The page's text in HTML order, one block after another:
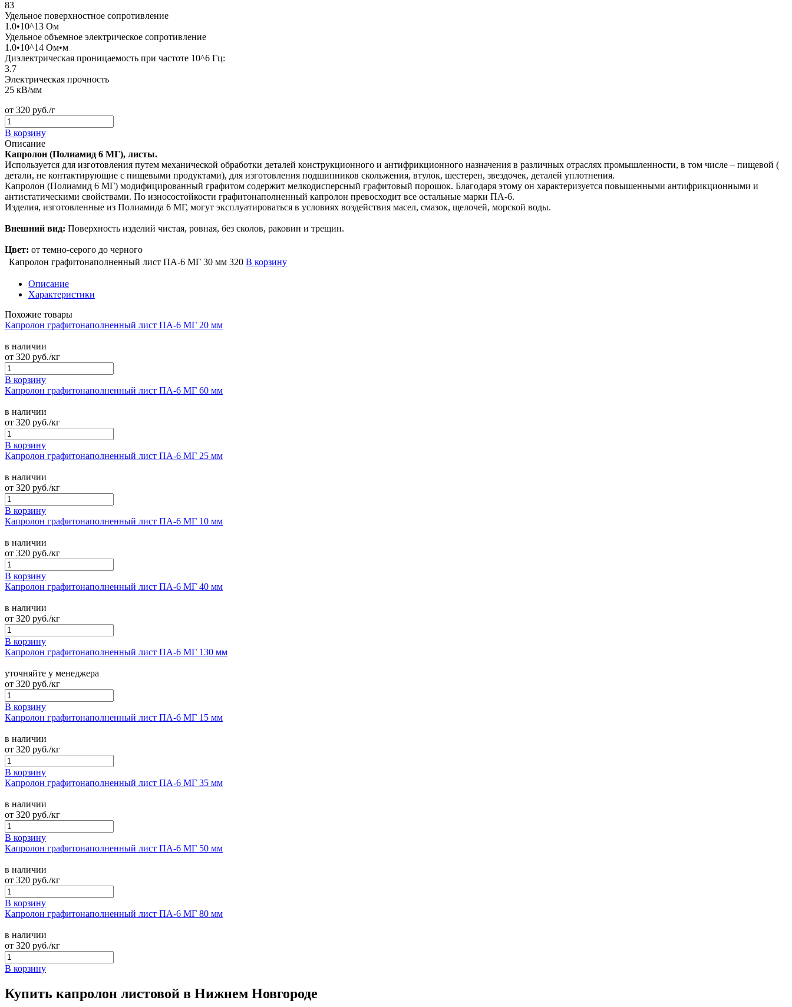
83
Удельное поверхностное сопротивление
1.0•10^13 Ом
Удельное объемное электрическое сопротивление
1.0•10^14 Ом•м
Диэлектрическая проницаемость при частоте 10^6 Гц:
3.7
Электрическая прочность
25 кВ/мм
от 320 руб./г
В корзину
Описание
Капролон (Полиамид 6 МГ), листы.
Используется для изготовления путем механической обработки деталей конструкционного и антифрикционного назначения в различных отраслях промышленности, в том числе – пищевой (
детали, не контактирующие с пищевыми продуктами), для изготовления подшипников скольжения, втулок, шестерен, звездочек, деталей уплотнения.
Капролон (Полиамид 6 МГ) модифицированный графитом содержит мелкодисперсный графитовый порошок. Благодаря этому он характеризуется повышенными антифрикционными и
антистатическими свойствами. По износостойкости графитонаполненный капролон превосходит все остальные марки ПА-6.
Изделия, изготовленные из Полиамида 6 МГ, могут эксплуатироваться в условиях воздействия масел, смазок, щелочей, морской воды.
Внешний вид: Поверхность изделий чистая, ровная, без сколов, раковин и трещин.
Цвет: от темно-серого до черного
Капролон графитонаполненный лист ПА-6 МГ 30 мм 320 В корзину
Описание
Характеристики
Похожие товары
Капролон графитонаполненный лист ПА-6 МГ 20 мм
в наличии
от 320 руб./кг
В корзину
Капролон графитонаполненный лист ПА-6 МГ 60 мм
в наличии
от 320 руб./кг
В корзину
Капролон графитонаполненный лист ПА-6 МГ 25 мм
в наличии
от 320 руб./кг
В корзину
Капролон графитонаполненный лист ПА-6 МГ 10 мм
в наличии
от 320 руб./кг
В корзину
Капролон графитонаполненный лист ПА-6 МГ 40 мм
в наличии
от 320 руб./кг
В корзину
Капролон графитонаполненный лист ПА-6 МГ 130 мм
уточняйте у менеджера
от 320 руб./кг
В корзину
Капролон графитонаполненный лист ПА-6 МГ 15 мм
в наличии
от 320 руб./кг
В корзину
Капролон графитонаполненный лист ПА-6 МГ 35 мм
в наличии
от 320 руб./кг
В корзину
Капролон графитонаполненный лист ПА-6 МГ 50 мм
в наличии
от 320 руб./кг
В корзину
Капролон графитонаполненный лист ПА-6 МГ 80 мм
в наличии
от 320 руб./кг
В корзину
Купить капролон листовой в Нижнем Новгороде